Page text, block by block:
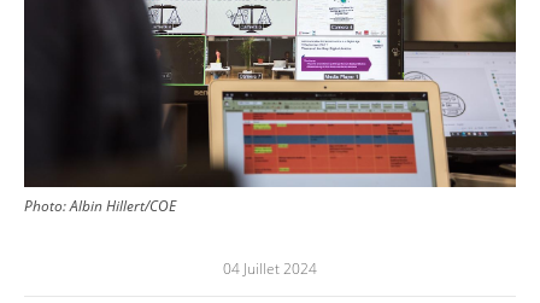
Photo:Albin Hillert/COE
04 Juillet 2024